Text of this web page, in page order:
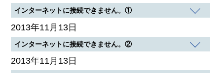
インターネットに接続できません。①
2013年11月13日
インターネットに接続できません。②
2013年11月13日